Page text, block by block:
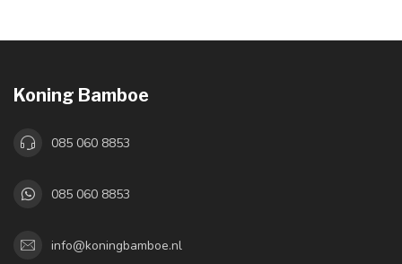
Koning Bamboe
085 060 8853
085 060 8853
info@koningbamboe.nl